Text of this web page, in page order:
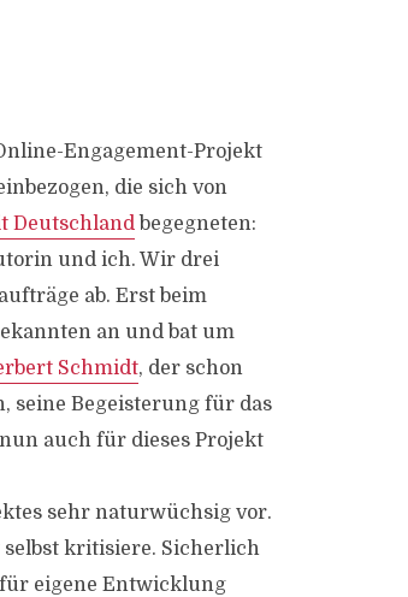
Engagement-Projekt
die sich von
Deutschland begegneten:
und ich. Wir drei
ab. Erst beim
an und bat um
Schmidt, der schon
seine Begeisterung für das
auch für dieses Projekt
sehr naturwüchsig vor.
kritisiere. Sicherlich
eigene Entwicklung